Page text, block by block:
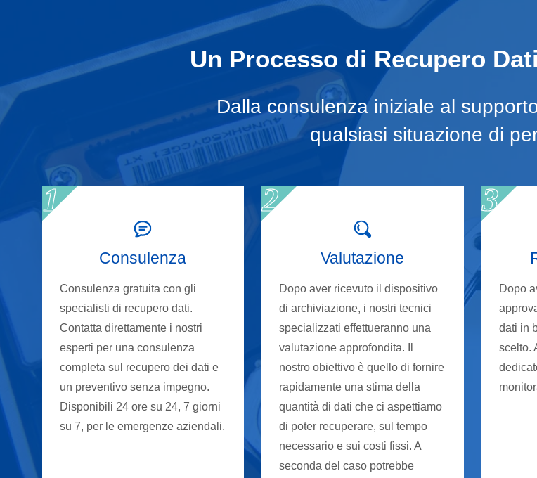
Un Processo di Recupero
Dalla consulenza iniziale al
qualsiasi situazione di
Consulenza
Consulenza gratuita con gli
specialisti di recupero dati.
Contatta direttamente i nostri
esperti per una consulenza
completa sul recupero dei dati e
un preventivo senza impegno.
Disponibili 24 ore su 24, 7 giorni
su 7, per le emergenze aziendali.
Valutazione
Dopo aver ricevuto il dispositivo
di archiviazione, i nostri tecnici
specializzati effettueranno una
valutazione approfondita. Il
nostro obiettivo è quello di fornire
rapidamente una stima della
quantità di dati che ci aspettiamo
di poter recuperare, sul tempo
necessario e sui costi fissi. A
seconda del caso potrebbe
Dopo
dati in
scelto.